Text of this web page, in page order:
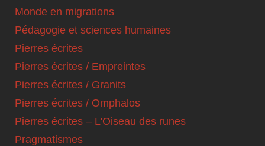
Monde en migrations
Pédagogie et sciences humaines
Pierres écrites
Pierres écrites / Empreintes
Pierres écrites / Granits
Pierres écrites / Omphalos
Pierres écrites – L'Oiseau des runes
Pragmatismes